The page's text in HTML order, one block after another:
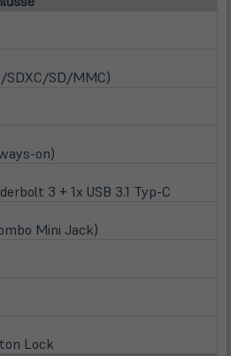
SDXC/SD/MMC)
on)
3 + 1x USB 3.1 Typ-C
Mini Jack)
Lock